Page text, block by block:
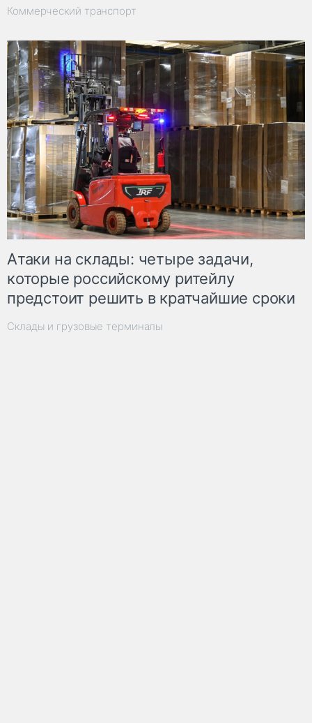
Коммерческий транспорт
Атаки на склады: четыре задачи,
которые российскому ритейлу
предстоит решить в кратчайшие сроки
Склады и грузовые терминалы